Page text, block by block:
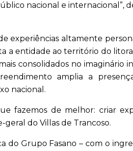
nacional e internacional”,
experiências altamente
a entidade ao território do
consolidados no imaginário
amplia a
nacional.
fazemos de melhor: criar
geral do Villas de Trancoso.
do Grupo Fasano – com o